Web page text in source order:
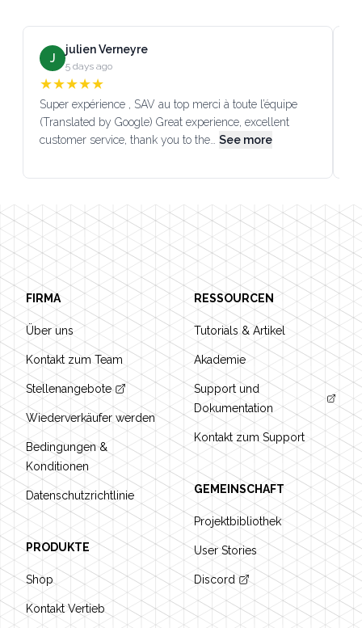
J
julien Verneyre
5 days ago
★★★★★
Super expérience , SAV au top merci à toute l’équipe
(Translated by Google) Great experience, excellent
customer service, thank you to the… See more
Footer
FIRMA
Über uns
Kontakt zum Team
Stellenangebote
Wiederverkäufer werden
Bedingungen &
Konditionen
Datenschutzrichtlinie
PRODUKTE
Shop
Kontakt Vertieb
RESSOURCEN
Tutorials & Artikel
Akademie
Support und
Dokumentation
Kontakt zum Support
GEMEINSCHAFT
Projektbibliothek
User Stories
Discord